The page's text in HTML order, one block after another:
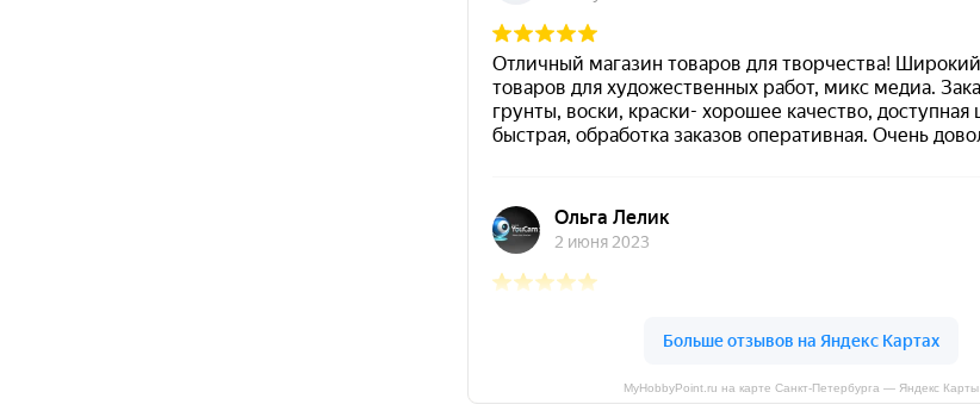
MyHobbyPoint.ru на карте Санкт‑Петербурга — Яндекс Карты